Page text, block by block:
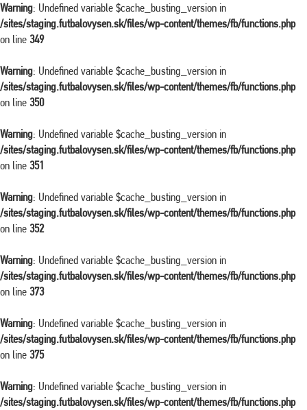
Warning: Undefined variable $cache_busting_version in
/sites/staging.futbalovysen.sk/files/wp-content/themes/fb/functions.php
on line 349
Warning: Undefined variable $cache_busting_version in
/sites/staging.futbalovysen.sk/files/wp-content/themes/fb/functions.php
on line 350
Warning: Undefined variable $cache_busting_version in
/sites/staging.futbalovysen.sk/files/wp-content/themes/fb/functions.php
on line 351
Warning: Undefined variable $cache_busting_version in
/sites/staging.futbalovysen.sk/files/wp-content/themes/fb/functions.php
on line 352
Warning: Undefined variable $cache_busting_version in
/sites/staging.futbalovysen.sk/files/wp-content/themes/fb/functions.php
on line 373
Warning: Undefined variable $cache_busting_version in
/sites/staging.futbalovysen.sk/files/wp-content/themes/fb/functions.php
on line 375
Warning: Undefined variable $cache_busting_version in
/sites/staging.futbalovysen.sk/files/wp-content/themes/fb/functions.php